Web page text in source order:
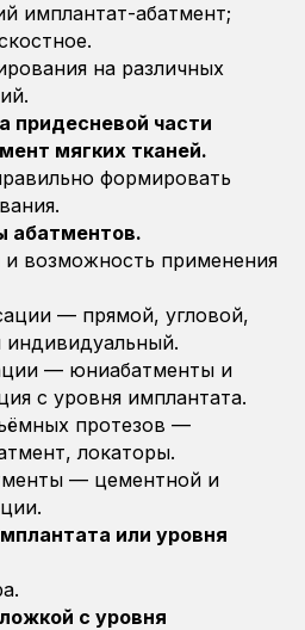
имплантат-абатмент;
на различных
придесневой части
мягких тканей.
формировать
абатментов.
и возможность применения
— прямой, угловой,
— юниабатменты и
с уровня имплантата.
протезов —
локаторы.
— цементной и
или уровня
с уровня